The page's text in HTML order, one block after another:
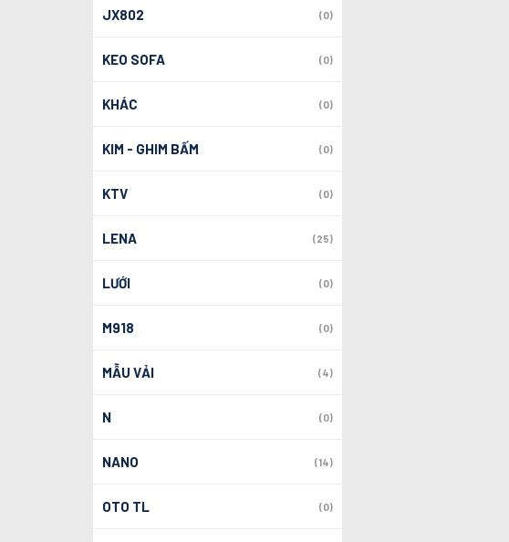
JX802 (0)
KEO SOFA (0)
KHÁC (0)
KIM - GHIM BẤM (0)
KTV (0)
LENA (25)
LƯỚI (0)
M918 (0)
MẪU VẢI (4)
N (0)
NANO (14)
OTO TL (0)